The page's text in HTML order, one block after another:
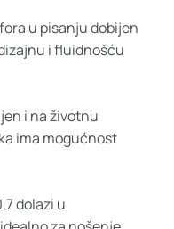
u pisanju dobijen
i fluidnošću
i na životnu
ima mogućnost
dolazi u